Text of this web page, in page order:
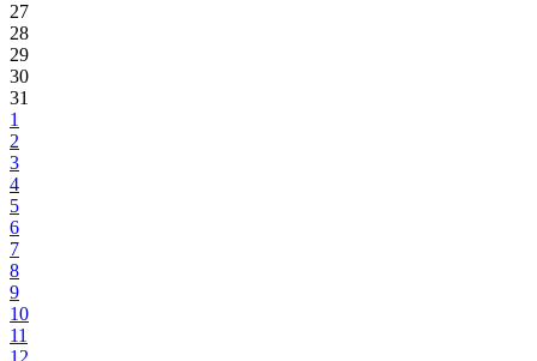
27
28
29
30
31
1
2
3
4
5
6
7
8
9
10
11